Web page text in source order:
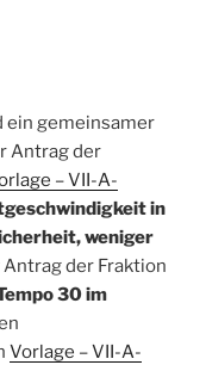
ein gemeinsamer
Antrag der
– VII-A-
in
weniger
Antrag der Fraktion
30 im
Vorlage – VII-A-